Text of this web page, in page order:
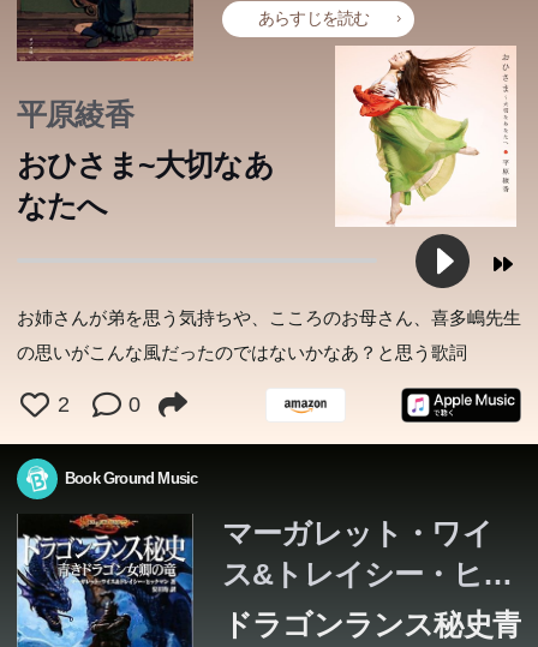
あらすじを読む
なぜこの7人が、なぜこの場所に。すべてが明らかになる
とき、驚きとともに大きな感動に包まれる。
生きづらさを感じているすべての人に贈る物語。一気読み
必至の著者最高傑作。
平原綾香
おひさま~大切なあ
なたへ
お姉さんが弟を思う気持ちや、こころのお母さん、喜多嶋先生
の思いがこんな風だったのではないかなあ？と思う歌詞
2 0
Book Ground Music
マーガレット・ワイ
ス&トレイシー・ヒッ
クマン
ドラゴンランス秘史青
レク卿らとドラゴン・オーブを入手すべく“氷壁”へ向かう
が、秘宝の守り手で、心を読む黒エルフ魔術師の竜卿フェ
アル=サスとの対決を余儀なくされる。シナリオに存在し
ながらも語られずにいた竜槍戦争舞台裏を、完全初邦訳。